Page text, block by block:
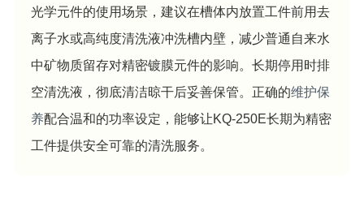
光学元件的使用场景，建议在槽体内放置工件前用去
离子水或高纯度清洗液冲洗槽内壁，减少普通自来水
中矿物质留存对精密镀膜元件的影响。长期停用时排
空清洗液，彻底清洁晾干后妥善保管。正确的维护保
养配合温和的功率设定，能够让KQ-250E长期为精密
工件提供安全可靠的清洗服务。